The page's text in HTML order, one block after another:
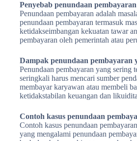
Penyebab penundaan
Penundaan pembayaran adalah
penundaan pembayaran termasuk
ketidakseimbangan kekuatan tawar
pembayaran oleh pemerintah atau
Dampak penundaan
Penundaan pembayaran yang
seringkali harus mencari sumber
membayar karyawan atau membeli
ketidakstabilan keuangan dan
Contoh kasus penundaan
Contoh kasus penundaan
yang mengalami penundaan